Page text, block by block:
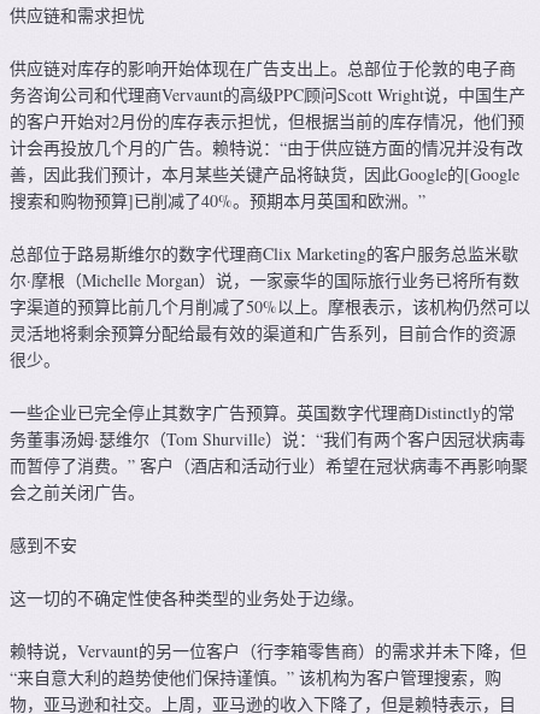
供应链和需求担忧
供应链对库存的影响开始体现在广告支出上。总部位于伦敦的电子商
务咨询公司和代理商Vervaunt的高级PPC顾问Scott Wright说，中国生产
的客户开始对2月份的库存表示担忧，但根据当前的库存情况，他们预
计会再投放几个月的广告。赖特说：“由于供应链方面的情况并没有改
善，因此我们预计，本月某些关键产品将缺货，因此Google的[Google
搜索和购物预算]已削减了40%。预期本月英国和欧洲。”
总部位于路易斯维尔的数字代理商Clix Marketing的客户服务总监米歇
尔·摩根（Michelle Morgan）说，一家豪华的国际旅行业务已将所有数
字渠道的预算比前几个月削减了50%以上。摩根表示，该机构仍然可以
灵活地将剩余预算分配给最有效的渠道和广告系列，目前合作的资源
很少。
一些企业已完全停止其数字广告预算。英国数字代理商Distinctly的常
务董事汤姆·瑟维尔（Tom Shurville）说：“我们有两个客户因冠状病毒
而暂停了消费。” 客户（酒店和活动行业）希望在冠状病毒不再影响聚
会之前关闭广告。
感到不安
这一切的不确定性使各种类型的业务处于边缘。
赖特说，Vervaunt的另一位客户（行李箱零售商）的需求并未下降，但
“来自意大利的趋势使他们保持谨慎。” 该机构为客户管理搜索，购
物，亚马逊和社交。上周，亚马逊的收入下降了，但是赖特表示，目